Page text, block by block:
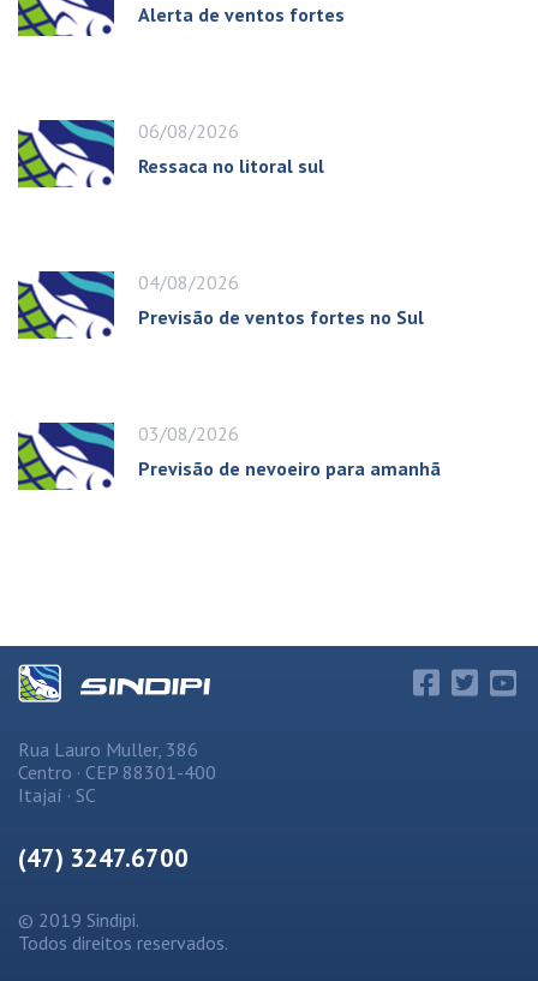
Alerta de ventos fortes
06/08/2026
Ressaca no litoral sul
04/08/2026
Previsão de ventos fortes no Sul
03/08/2026
Previsão de nevoeiro para amanhã
Rua Lauro Muller, 386
Centro · CEP 88301-400
Itajaí · SC
(47) 3247.6700
© 2019 Sindipi.
Todos direitos reservados.